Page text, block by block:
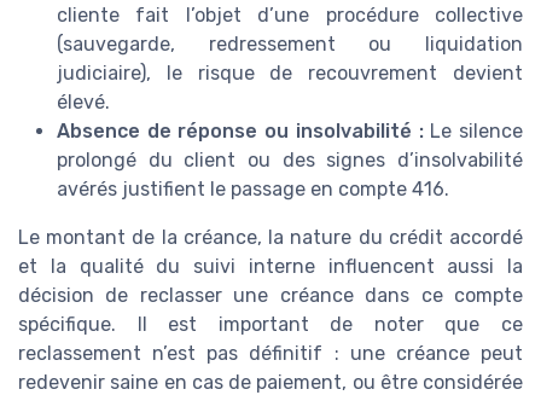
cliente fait l’objet d’une procédure collective
(sauvegarde, redressement ou liquidation
judiciaire), le risque de recouvrement devient
élevé.
Absence de réponse ou insolvabilité :Le silence
prolongé du client ou des signes d’insolvabilité
avérés justifient le passage en compte 416.
Le montant de la créance, la nature du crédit accordé
et la qualité du suivi interne influencent aussi la
décision de reclasser une créance dans ce compte
spécifique. Il est important de noter que ce
reclassement n’est pas définitif : une créance peut
redevenir saine en cas de paiement, ou être considérée